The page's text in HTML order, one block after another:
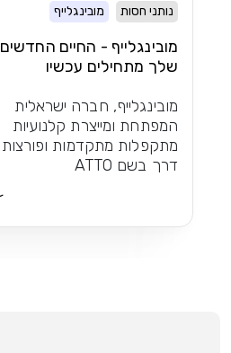
נותני חסות מובינגלייף
מובינגלייף - החיים החדשים
שלך מתחילים עכשיו
מובינגלייף, חברה ישראלית
המפתחת ומייצרת קלנועיות
מתקפלות מתקדמות ופורצות
דרך בשם ATTO